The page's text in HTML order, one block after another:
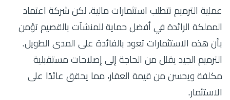
عملية الترميم تتطلب استثمارات مالية، لكن شركة اعتماد
المملكة الرائدة في أفضل حماية للمنشآت بالقصيم تؤمن
بأن هذه الاستثمارات تعود بالفائدة على المدى الطويل.
الترميم الجيد يقلل من الحاجة إلى إصلاحات مستقبلية
مكلفة ويحسن من قيمة العقار، مما يحقق عائدًا على
الاستثمار.